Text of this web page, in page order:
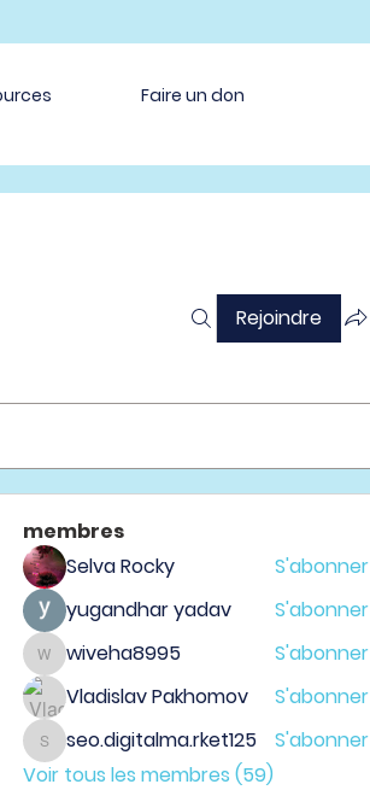
Faire un don
Rejoindre
membres
Selva Rocky
S'abonner
yugandhar yadav
S'abonner
wiveha8995
wiveha8995
S'abonner
Vladislav Pakhomov
S'abonner
seo.digitalma.rket125
seo.digitalma.rket125
S'abonner
Voir tous les membres (59)